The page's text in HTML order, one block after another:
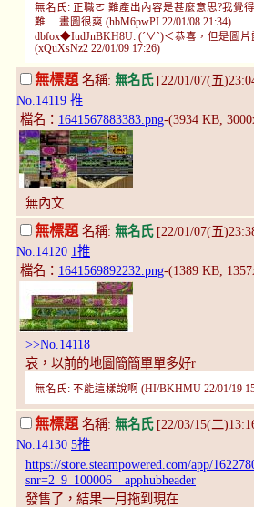
無名氏: 正職ㄛ 難產出內容是甚麼意思?我覺
難.....畫圖很爽 (hbM6pwPI 22/01/08 21:34)
dbfox◆IudJnBKH8U: (´∀`)＜恭喜，但是圖片
(xQuXsNz2 22/01/09 17:26)
無標題 名稱: 無名氏[22/01/07(五
No.14119 推
檔名： 1641567883383.png-(3934 KB,
無內文
無標題 名稱: 無名氏[22/01/07(五
No.14120 1推
檔名： 1641569892232.png-(1389 KB,
>>No.14118
哀，以前的地圖簡簡單單多好r
無名氏: 不能這樣說啊 (HI/BKHMU 22/01/19
無標題名稱: 無名氏[22/03/15(二
No.14130 5推
https://store.steampowered.com/app/
snr=2_9_100006__apphubheader
發售了，結果一月拖到現在